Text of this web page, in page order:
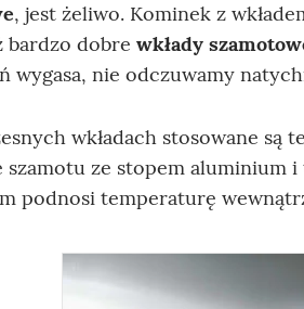
, jest żeliwo. Kominek z
bardzo dobre wkłady
wygasa, nie odczuwamy
wkładach stosowane są
szamotu ze stopem aluminium
podnosi temperaturę